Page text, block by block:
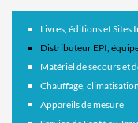
Livres, éditions et Sites
Distributeur EPI,
Matériel de secours et
Chauffage,
Appareils de mesure